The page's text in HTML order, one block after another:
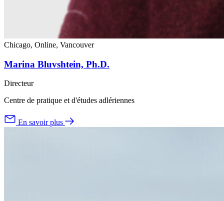
Chicago, Online, Vancouver
Marina Bluvshtein, Ph.D.
Directeur
Centre de pratique et d'études adlériennes
En savoir plus